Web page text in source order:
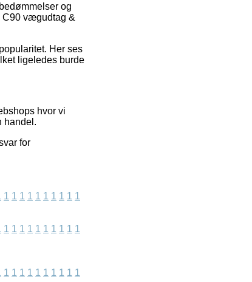
og
C90 vægudtag &
Her ses
ligeledes burde
hvor vi
handel.
for
1 1 1 1 1 1 1 1 1 1
1 1 1 1 1 1 1 1 1 1
1 1 1 1 1 1 1 1 1 1